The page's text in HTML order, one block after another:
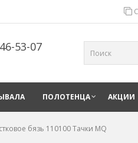
53-07
ПОЛОТЕНЦА АКЦИИ
бязь 110100 Тачки MQ